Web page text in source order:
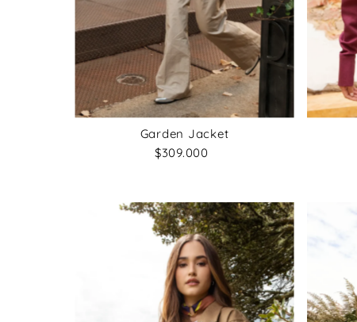
Garden Jacket
Precio
$309.000